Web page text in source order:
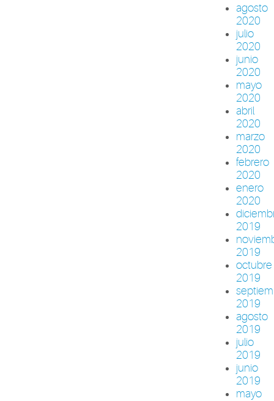
agosto
2020
julio
2020
junio
2020
mayo
2020
abril
2020
marzo
2020
febrero
2020
enero
2020
2019
2019
octubre
2019
2019
agosto
2019
julio
2019
junio
2019
mayo